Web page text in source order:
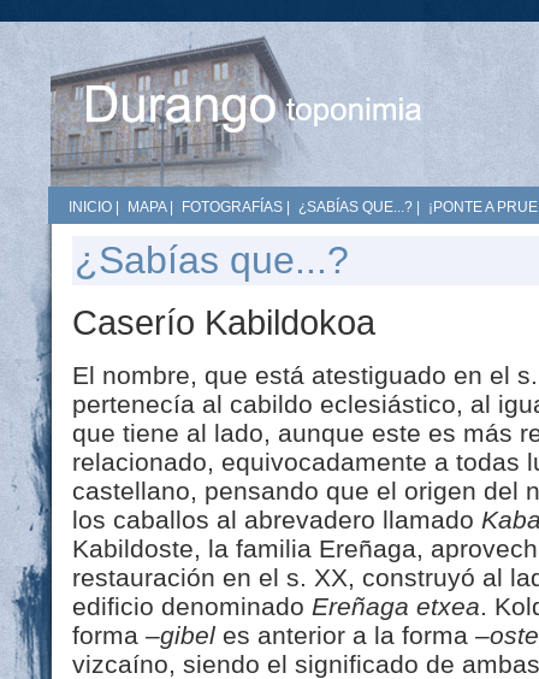
INICIO MAPA| FOTOGRAFÍAS ¿SABÍAS QUE...? ¡PONTE A
¿Sabías que...?
Caserío Kabildokoa
El nombre, que está atestiguado en el
pertenecía al cabildo eclesiástico, al
que tiene al lado, aunque este es más
relacionado, equivocadamente a todas
castellano, pensando que el origen del
los caballos al abrevadero llamado
Kabildoste, la familia Ereñaga,
restauración en el s. XX, construyó al
edificio denominado Ereñaga etxea.
forma –gibel es anterior a la forma –oste
vizcaíno, siendo el significado de